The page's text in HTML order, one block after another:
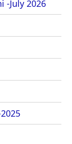
-July 2026